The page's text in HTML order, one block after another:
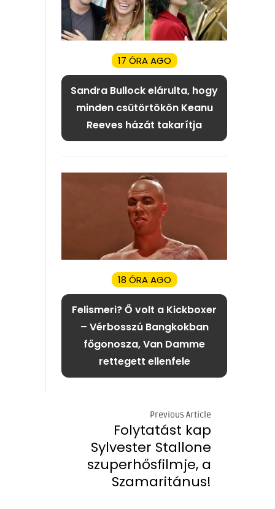
17 ÓRA AGO
Sandra Bullock elárulta, hogy
minden csütörtökön Keanu
Reeves házát takarítja
18 ÓRA AGO
Felismeri? Ő volt a Kickboxer
– Vérbosszú Bangkokban
főgonosza, Van Damme
rettegett ellenfele
Previous Article
Folytatást kap
Sylvester Stallone
szuperhősfilmje, a
Szamaritánus!